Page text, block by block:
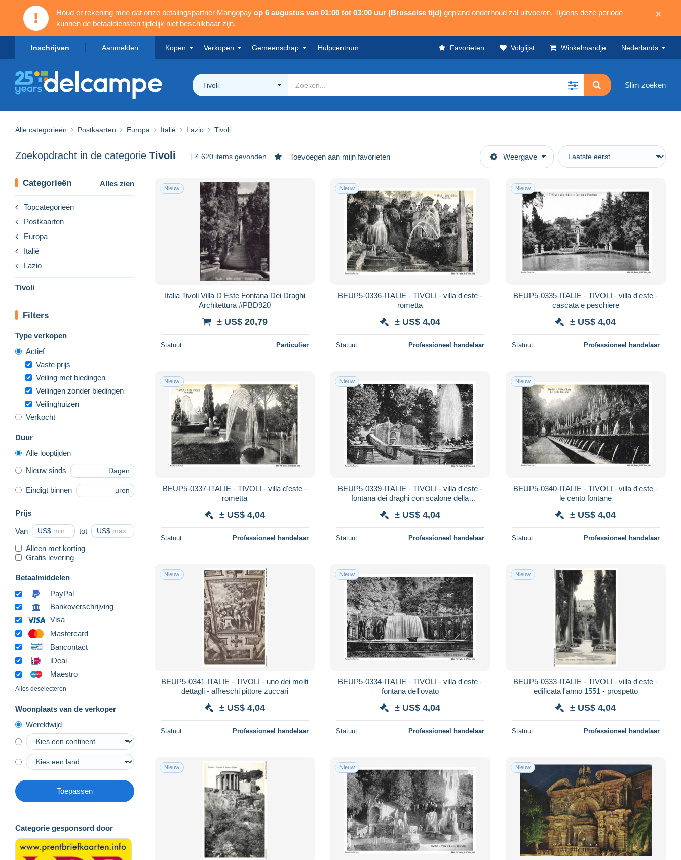
Houd er rekening mee dat onze betalingspartner Mangopay op 6 augustus van 01:00 tot 03:00 uur (Brusselse tijd) gepland onderhoud zal uitvoeren. Tijdens deze periode
kunnen de betaaldiensten tijdelijk niet beschikbaar zijn.
×
Inschrijven Aanmelden Kopen Verkopen Gemeenschap Hulpcentrum Favorieten Volglijst Winkelmandje Nederlands
Tivoli Slim zoeken
Alle categorieën Postkaarten Europa Italië Lazio Tivoli
Zoekopdracht in de categorie Tivoli 4.620 items gevonden Toevoegen aan mijn favorieten Weergave
Categorieën Alles zien
Topcategorieën
Postkaarten
Europa
Italië
Lazio
Tivoli
Filters
Type verkopen
Actief
Vaste prijs
Veiling met biedingen
Veilingen zonder biedingen
Veilinghuizen
Verkocht
Duur
Alle looptijden
Nieuw sinds Dagen
Eindigt binnen uren
Prijs
Van US$ tot US$
Alleen met korting
Gratis levering
Betaalmiddelen
PayPal
Bankoverschrijving
Visa
Mastercard
Bancontact
iDeal
Maestro
Alles deselecteren
Woonplaats van de verkoper
Wereldwijd
Toepassen
Categorie gesponsord door
Nieuw
Italia Tivoli Villa D Este Fontana Dei Draghi
Architettura #PBD920
± US$ 20,79
Statuut Particulier
Nieuw
BEUP5-0336-ITALIE - TIVOLI - villa d'este -
rometta
± US$ 4,04
Statuut Professioneel handelaar
Nieuw
BEUP5-0335-ITALIE - TIVOLI - villa d'este -
cascata e peschiere
± US$ 4,04
Statuut Professioneel handelaar
Nieuw
BEUP5-0337-ITALIE - TIVOLI - villa d'este -
rometta
± US$ 4,04
Statuut Professioneel handelaar
Nieuw
BEUP5-0339-ITALIE - TIVOLI - villa d'este -
fontana dei draghi con scalone della
± US$ 4,04
Statuut Professioneel handelaar
Nieuw
BEUP5-0340-ITALIE - TIVOLI - villa d'este -
le cento fontane
± US$ 4,04
Statuut Professioneel handelaar
Nieuw
BEUP5-0341-ITALIE - TIVOLI - uno dei molti
dettagli - affreschi pittore zuccari
± US$ 4,04
Statuut Professioneel handelaar
Nieuw
BEUP5-0334-ITALIE - TIVOLI - villa d'este -
fontana dell'ovato
± US$ 4,04
Statuut Professioneel handelaar
Nieuw
BEUP5-0333-ITALIE - TIVOLI - villa d'este -
edificata l'anno 1551 - prospetto
± US$ 4,04
Statuut Professioneel handelaar
Nieuw Nieuw Nieuw